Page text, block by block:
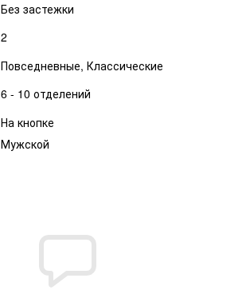
Без застежки
2
Повседневные, Классические
6 - 10 отделений
На кнопке
Мужской